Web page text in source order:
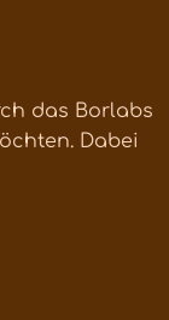
das Borlabs
Dabei